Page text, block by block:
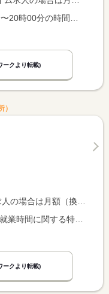
ークより転載)
人の場合は時間額を表示しています。
ークより転載)